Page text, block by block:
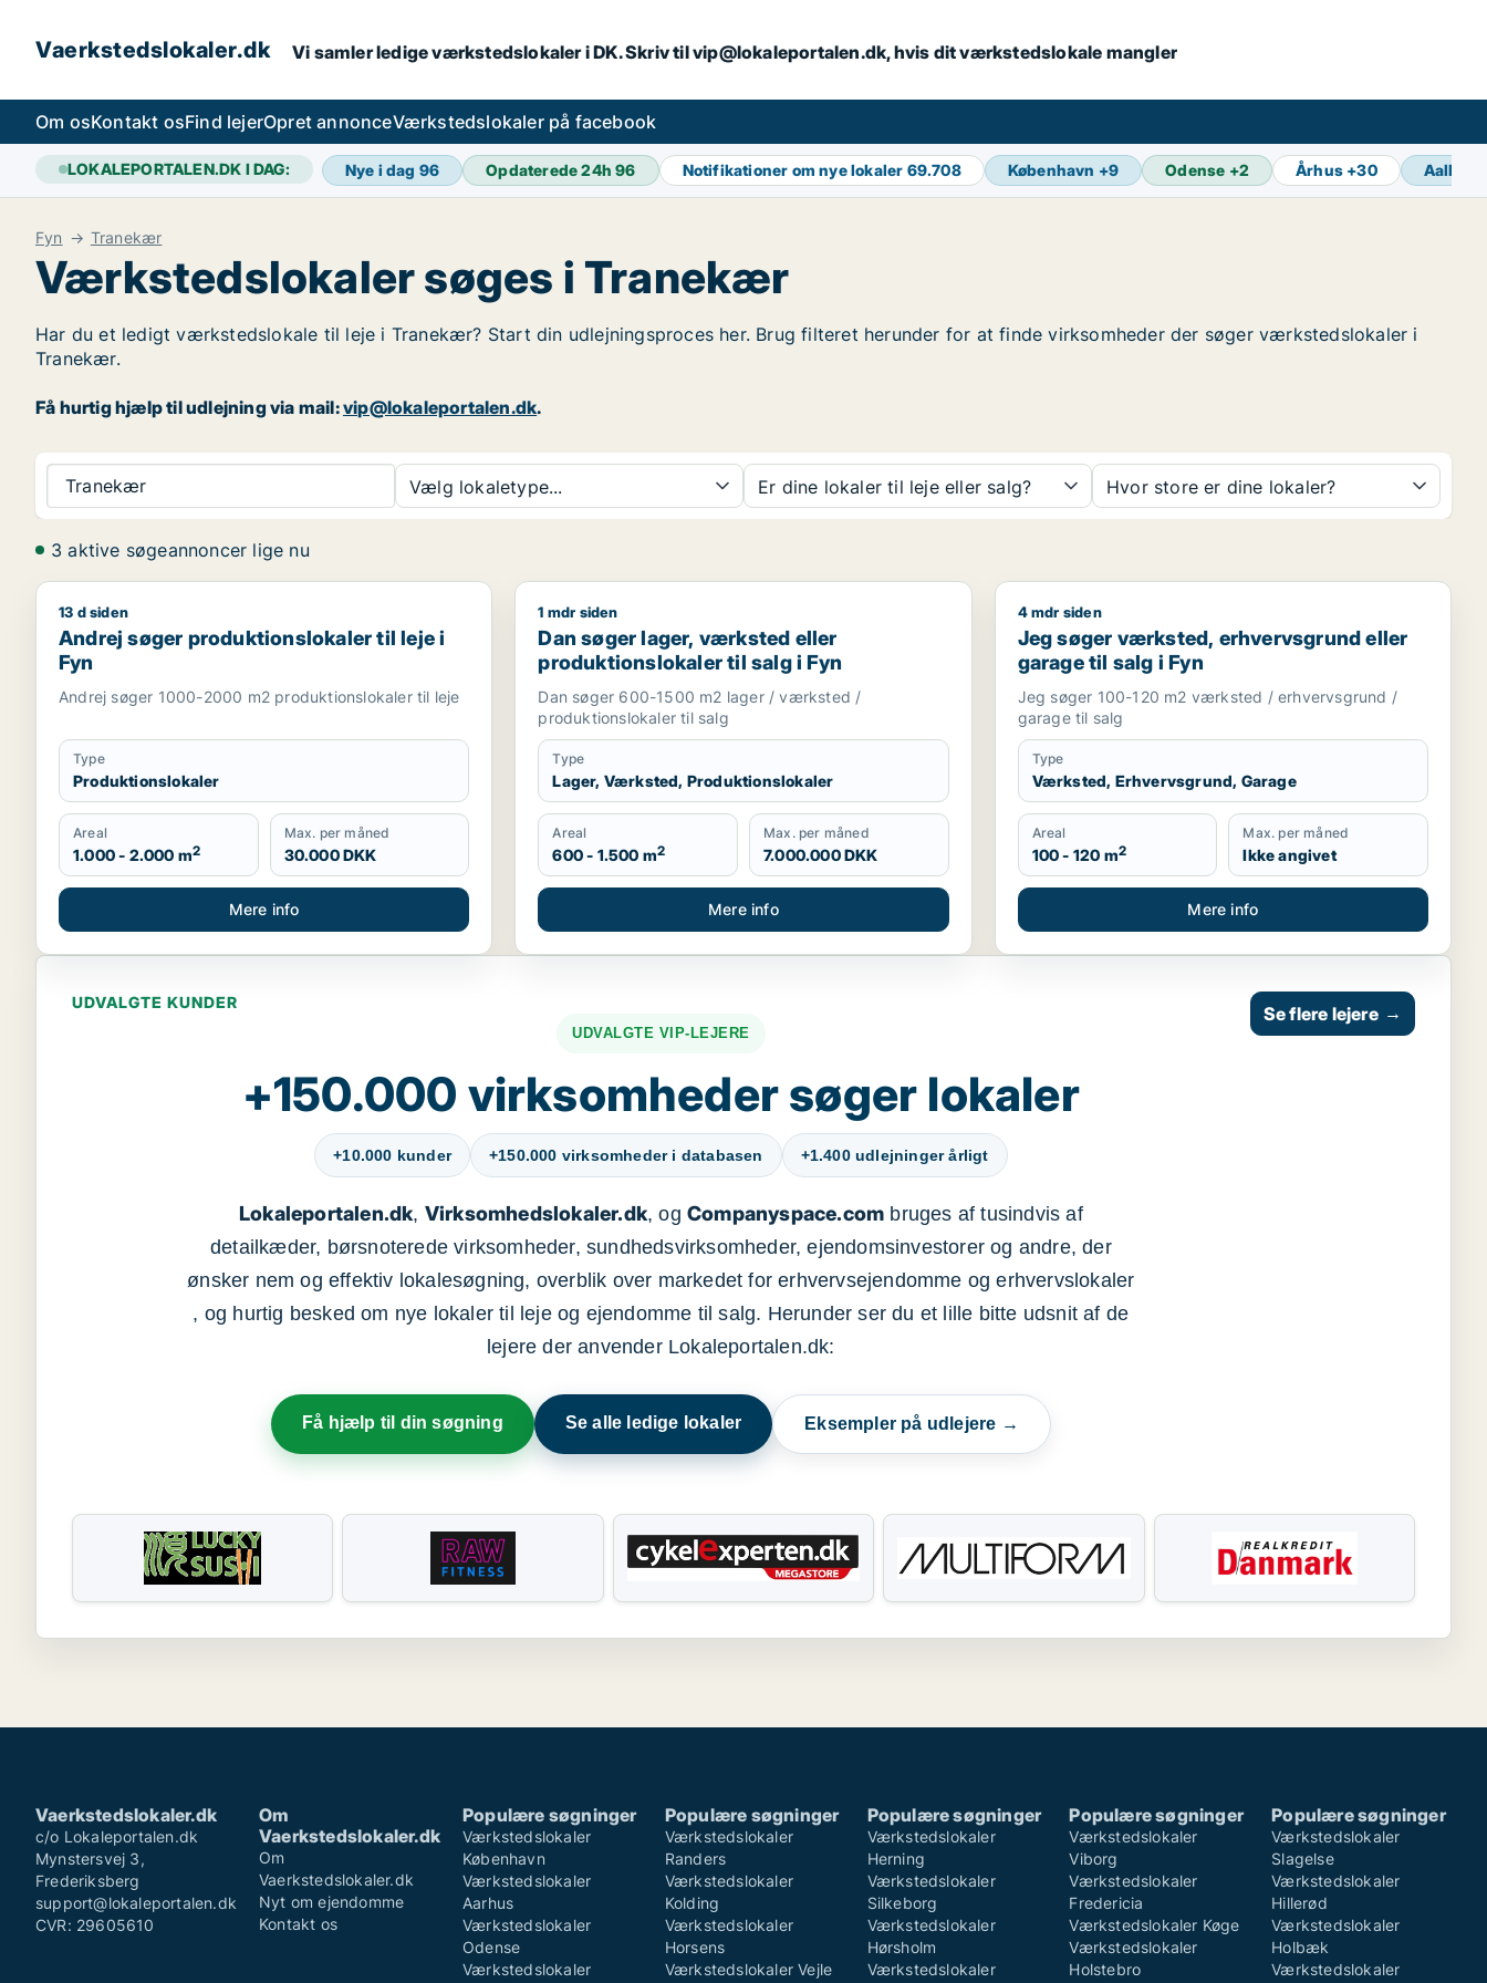
Vaerkstedslokaler.dk Vi samler ledige værkstedslokaler i DK. Skriv til vip@lokaleportalen.dk, hvis dit værkstedslokale mangler
Om osKontakt osFind lejerOpret annonceVærkstedslokaler på facebook
LOKALEPORTALEN.DK I DAG: Nye i dag 96 Opdaterede 24h96 Notifikationer om nye lokaler 69.708 København +9 Odense +2 Århus +30 Aalborg
Fyn Tranekær
Værkstedslokaler søges i Tranekær
Har du et ledigt værkstedslokale til leje i Tranekær? Start din udlejningsproces her. Brug filteret herunder for at finde virksomheder der søger værkstedslokaler i
Tranekær.
Få hurtig hjælp til udlejning via mail:vip@lokaleportalen.dk.
Tranekær Vælg lokaletype... Er dine lokaler til leje eller salg? Hvor store er dine lokaler?
3 aktive søgeannoncer lige nu
Andrej søger produktionslokaler til leje i Fyn
13 d siden
Andrej søger produktionslokaler til leje i
Fyn
Andrej søger 1000-2000 m2 produktionslokaler til leje
Type
Produktionslokaler
Areal
1.000 - 2.000 m2
Max. per måned
30.000 DKK
Mere info
Dan søger lager, værksted eller produktionslokaler til salg i Fyn
1 mdr siden
Dan søger lager, værksted eller
produktionslokaler til salg i Fyn
Dan søger 600-1500 m2 lager / værksted /
produktionslokaler til salg
Type
Lager, Værksted, Produktionslokaler
Areal
600 - 1.500 m2
Max. per måned
7.000.000 DKK
Mere info
Jeg søger værksted, erhvervsgrund eller garage til
4 mdr siden
Jeg søger værksted, erhvervsgrund eller
garage til salg i Fyn
Jeg søger 100-120 m2 værksted / erhvervsgrund /
garage til salg
Type
Værksted, Erhvervsgrund, Garage
Areal
100 - 120 m2
Max. per måned
Ikke angivet
Mere info
UDVALGTE KUNDER
UDVALGTE VIP-LEJERE
+150.000 virksomheder søger lokaler
+10.000 kunder +150.000 virksomheder i databasen +1.400 udlejninger årligt
Lokaleportalen.dk, Virksomhedslokaler.dk, og Companyspace.com bruges af tusindvis af
detailkæder, børsnoterede virksomheder, sundhedsvirksomheder, ejendomsinvestorer og andre, der
ønsker nem og effektiv lokalesøgning, overblik over markedet for erhvervsejendomme og erhvervslokaler
, og hurtig besked om nye lokaler til leje og ejendomme til salg. Herunder ser du et lille bitte udsnit af de
lejere der anvender Lokaleportalen.dk:
Få hjælp til din søgning Se alle ledige lokaler Eksempler på udlejere →
Se flere lejere →
Vaerkstedslokaler.dk
c/o Lokaleportalen.dk
Mynstersvej 3,
Frederiksberg
support@lokaleportalen.dk
CVR: 29605610
Om
Vaerkstedslokaler.dk
Om
Vaerkstedslokaler.dk
Nyt om ejendomme
Kontakt os
Populære søgninger
Værkstedslokaler
København
Værkstedslokaler
Aarhus
Værkstedslokaler
Odense
Værkstedslokaler
Populære søgninger
Værkstedslokaler
Randers
Værkstedslokaler
Kolding
Værkstedslokaler
Horsens
Værkstedslokaler Vejle
Populære søgninger
Værkstedslokaler
Herning
Værkstedslokaler
Silkeborg
Værkstedslokaler
Hørsholm
Værkstedslokaler
Populære søgninger
Værkstedslokaler
Viborg
Værkstedslokaler
Fredericia
Værkstedslokaler Køge
Værkstedslokaler
Holstebro
Populære søgninger
Værkstedslokaler
Slagelse
Værkstedslokaler
Hillerød
Værkstedslokaler
Holbæk
Værkstedslokaler